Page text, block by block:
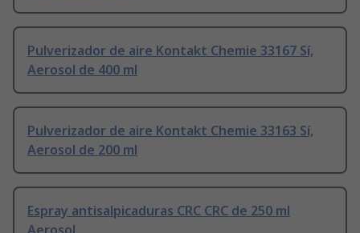
Pulverizador de aire Kontakt Chemie 33167 Sí,
Aerosol de 400 ml
Pulverizador de aire Kontakt Chemie 33163 Sí,
Aerosol de 200 ml
Espray antisalpicaduras CRC CRC de 250 ml